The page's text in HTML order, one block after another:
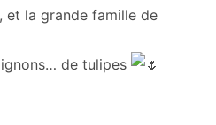
et la grande famille de
de tulipes